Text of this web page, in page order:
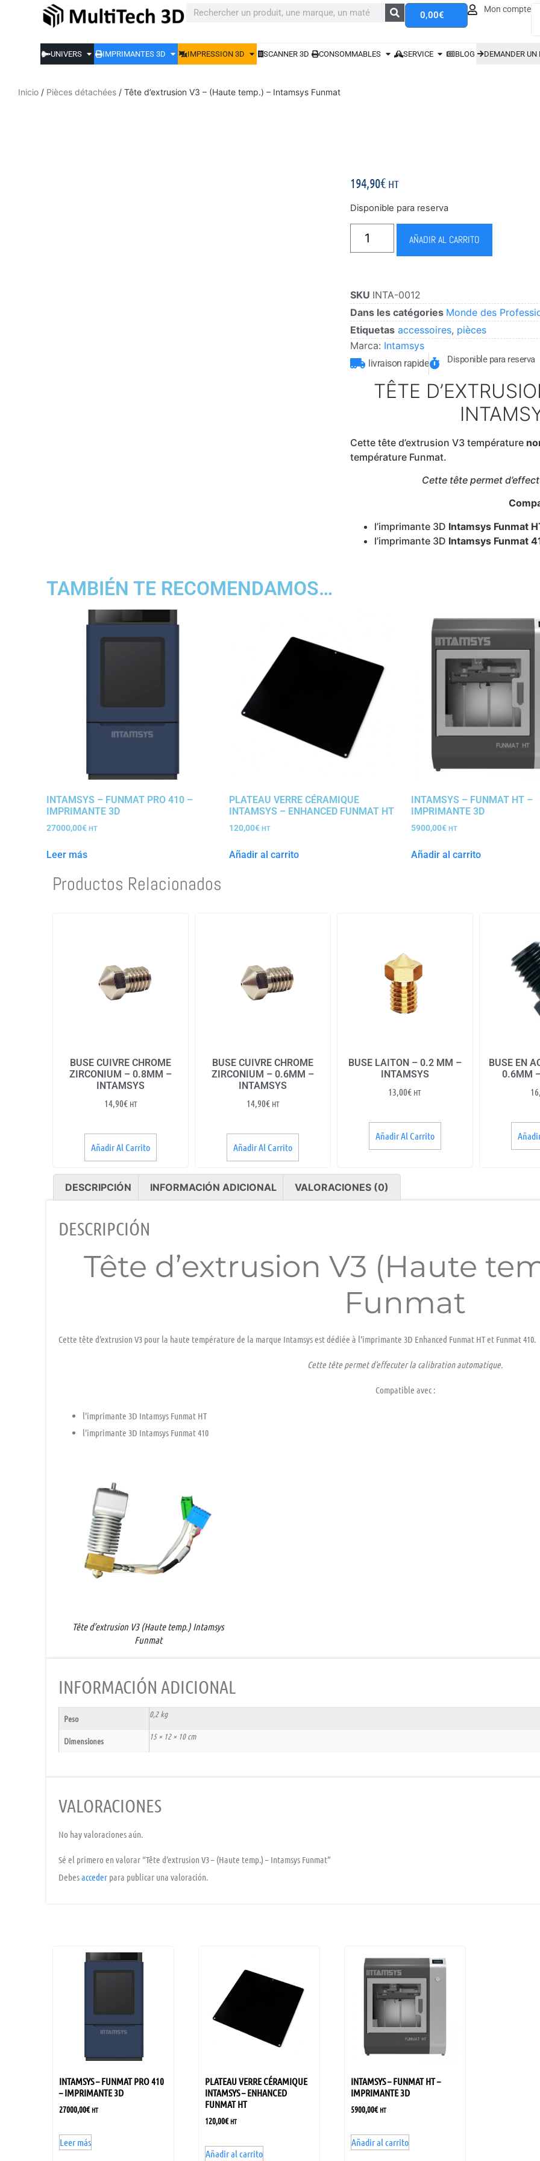
0,00€
Mon compte
UNIVERS IMPRIMANTES 3D IMPRESSION 3D SCANNER 3D CONSOMMABLES SERVICE BLOG DEMANDER UN
Inicio / Pièces détachées / Tête d’extrusion V3 – (Haute temp.) – Intamsys Funmat
194,90€ HT
Disponible para reserva
AÑADIR AL CARRITO
SKU INTA-0012
Dans les catégories Monde des
Etiquetas accessoires, pièces
Marca: Intamsys
livraison rapide Disponible para reserva
TÊTE
Cette tête d’extrusion V3 température
température Funmat.
Cette tête permet
l’imprimante 3D Intamsys Funmat
l’imprimante 3D Intamsys Funmat
TAMBIÉN TE RECOMENDAMOS…
INTAMSYS – FUNMAT PRO 410 –
IMPRIMANTE 3D
27000,00€ HT
Leer más
PLATEAU VERRE CÉRAMIQUE
INTAMSYS – ENHANCED FUNMAT HT
120,00€ HT
Añadir al carrito
INTAMSYS – FUNMAT HT –
IMPRIMANTE 3D
5900,00€ HT
Añadir al carrito
Productos Relacionados
BUSE CUIVRE CHROME
ZIRCONIUM – 0.8MM –
INTAMSYS
14,90€ HT
Añadir Al Carrito
BUSE CUIVRE CHROME
ZIRCONIUM – 0.6MM –
INTAMSYS
14,90€ HT
Añadir Al Carrito
BUSE LAITON – 0.2 MM –
INTAMSYS
13,00€ HT
Añadir Al Carrito
BUSE EN
0.6MM
DESCRIPCIÓN INFORMACIÓN ADICIONAL VALORACIONES (0)
DESCRIPCIÓN
Tête d’extrusion V3 (Haute
Funmat
Cette tête d’extrusion V3 pour la haute température de la marque Intamsys est dédiée à l’imprimante 3D Enhanced Funmat HT et Funmat 410.
Cette tête permet d’effecuter la calibration automatique.
Compatible avec :
l’imprimante 3D Intamsys Funmat HT
l’imprimante 3D Intamsys Funmat 410
Tête d’extrusion V3 (Haute temp.) Intamsys
Funmat
INFORMACIÓN ADICIONAL
Peso 0,2 kg
Dimensiones 15 × 12 × 10 cm
VALORACIONES
No hay valoraciones aún.
Sé el primero en valorar “Tête d’extrusion V3 – (Haute temp.) – Intamsys Funmat”
Debesacceder para publicar una valoración.
INTAMSYS – FUNMAT PRO 410
– IMPRIMANTE 3D
27000,00€ HT
Leer más
PLATEAU VERRE CÉRAMIQUE
INTAMSYS – ENHANCED
FUNMAT HT
120,00€ HT
Añadir al carrito
INTAMSYS – FUNMAT HT –
IMPRIMANTE 3D
5900,00€ HT
Añadir al carrito